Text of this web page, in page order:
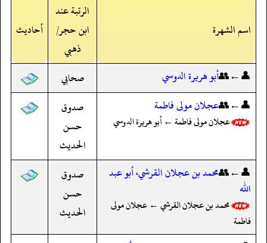
اسم الشهرة
الرتبة عند
ابن حجر/
ذهبي
أحاديث
👤←👥أبو هريرة الدوسي
صحابي
👤←👥عجلان مولى فاطمة
عجلان مولى فاطمة ← أبو هريرة الدوسي
صدوق
حسن
الحديث
👤←👥محمد بن عجلان القرشي، أبو عبد
الله
محمد بن عجلان القرشي ← عجلان مولى
فاطمة
صدوق
حسن
الحديث